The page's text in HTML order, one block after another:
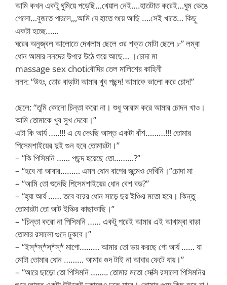
আমি কখন একটু ঘুমিয়ে পড়েছি…খেয়াল নেই….হাতটাত করেই…ঘুম ভেঙে
গেলো…বুজতে পারলে,,,আমি যে হাতে শুয়ে আছি ….সেই খাতে… কিছু
একটা হচ্ছে……
ঘরের অনুজ্বল আলোতে দেখলাম ছেলে ওর শক্ত মোটা ছেলে ৮” লম্বা
ধোন আমার ননদের উপরে উঠে শুয়ে আছে… ।চোদা মা
massage sex chotiবৌদির তেল মালিশের কাহিনী
ননদ: “উহঃ, তোর বাড়াটা আমার খুব পছন্দ! আমাকে ভালো করে চোদ!”
ছেলে: “তুমি কোনো চিন্তা করো না। শুধু আরাম করে আমার চোদন খাও।
আমি তোমাকে খুব সুখ দেবো।”
এটা কি আর্য …..!!! এ যে দেখছি আস্ত একটা বাঁশ………!!! তোমার
পিসেমশাইয়ের দুই গুন হবে তোমারটা।”
– “কি পিসিমনি …… পছন্দ হয়েছে তো………?”
– “হবে না আবার……… এমন ধোন বাপের জন্মেও দেখিনি।”চোদা মা
– “আমি তো শুনেছি পিসেমশাইয়ের ধোন বেশ বড়?”
– “হ্যা আর্য …… তবে বরের ধোন সাড়ে ছয় ইঞ্চির মতো হবে। কিন্তু
তোমারটা তো আট ইঞ্চির কাছাকাছি।”
– “চিন্তা করো না পিসিমনি …… একটু পরেই আমার এই আখাম্বা বাড়া
তোমার রসালো গুদে ঢুকবে।”
– “ইস্*স্*স্*স্* মাগো……… আমার তো ভয় করছে গো আর্য …… যা
মোটা তোমার ধোন ……… আমার গুদ টাই না আবার ফেটে যায়।”
– “আরে ছাড়ো তো পিসিমনি …….. তোমার মতো সেক্সি রসালো পিসিমনির